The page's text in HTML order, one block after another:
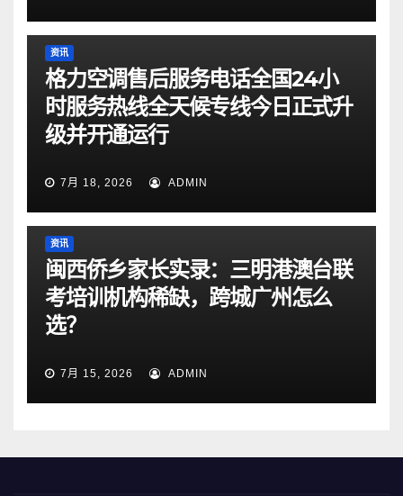
资讯
格力空调售后服务电话全国24小
时服务热线全天候专线今日正式升
级并开通运行
7月 18, 2026 ADMIN
资讯
闽西侨乡家长实录：三明港澳台联
考培训机构稀缺，跨城广州怎么
选？
7月 15, 2026 ADMIN